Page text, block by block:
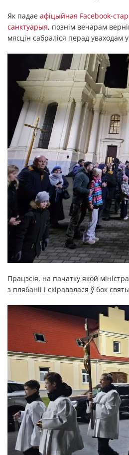
Як падае афіцыйная Facebook-
санктуарыя, познім вечарам
мясцін сабраліся перад уваходам
Працэсія, на пачатку якой
з плябаніі і скіравалася ў бок